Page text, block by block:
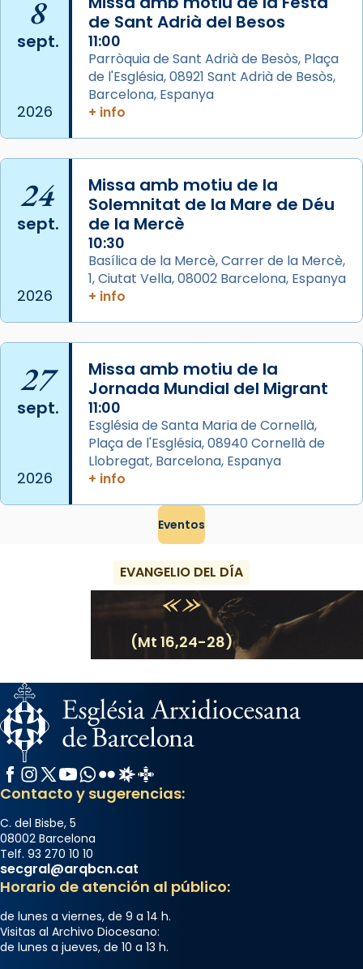
concelebrat el bisbe auxiliar de Barcelona,
Mons. David Abadías.
📸 Dr. G. Simón
View on Facebook ·
Arquebisbat de Barcelona
Memòria de les santes Juliana i
Semproniana, verges i màrtirs.
Acompanyant la història de sant Cugat, a
partir de l’Edat Mitjana sorgeix la tradició
que les santes Juliana (“relatiu a Júlia”) i
que les santes són filles de l’antiga Iluro.
Mataró en reivindicarà les relíq
...Ver más
View on Facebook · Share
8
sept.
2026
de Sant Adrià del Besos
11:00
Parròquia de Sant Adrià de Besòs, Plaça
de l'Església, 08921 Sant Adrià de Besòs,
Barcelona, Espanya
+ info
24
sept.
2026
Missa amb motiu de la
Solemnitat de la Mare de Déu
de la Mercè
10:30
Basílica de la Mercè, Carrer de la Mercè,
1, Ciutat Vella, 08002 Barcelona, Espanya
+ info
27
sept.
2026
Missa amb motiu de la
Jornada Mundial del Migrant
11:00
Església de Santa Maria de Cornellà,
Plaça de l'Església, 08940 Cornellà de
Llobregat, Barcelona, Espanya
+ info
Eventos
EVANGELIO DEL DÍA
(Mt 16,24-28)
Facebook
Instagram
X / Twitter
YouTube
WhatsApp
FlickrRadio Estel
Catalunya Cristiana
Contacto y sugerencias:
C. del Bisbe, 5
08002 Barcelona
Telf. 93 270 10 10
secgral@arqbcn.cat
Horario de atención al público:
de lunes a viernes, de 9 a 14 h.
Visitas al Archivo Diocesano:
de lunes a jueves, de 10 a 13 h.